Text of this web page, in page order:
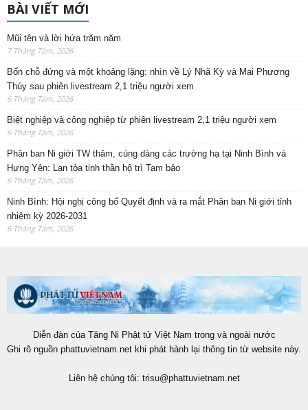
BÀI VIẾT MỚI
Mũi tên và lời hứa trăm năm
7 Tháng Tám, 2026
Bốn chỗ đứng và một khoảng lặng: nhìn về Lý Nhã Kỳ và Mai Phương
Thúy sau phiên livestream 2,1 triệu người xem
6 Tháng Tám, 2026
Biệt nghiệp và cộng nghiệp từ phiên livestream 2,1 triệu người xem
6 Tháng Tám, 2026
Phân ban Ni giới TW thăm, cúng dàng các trường hạ tại Ninh Bình và
Hưng Yên: Lan tỏa tinh thần hộ trì Tam bảo
6 Tháng Tám, 2026
Ninh Bình: Hội nghị công bố Quyết định và ra mắt Phân ban Ni giới tỉnh
nhiệm kỳ 2026-2031
6 Tháng Tám, 2026
Diễn đàn của Tăng Ni Phật tử Việt Nam trong và ngoài nước
Ghi rõ nguồn phattuvietnam.net khi phát hành lại thông tin từ website này.
Liên hệ chúng tôi: trisu@phattuvietnam.net